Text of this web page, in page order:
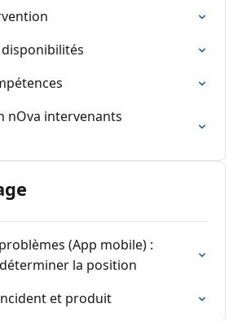
nOva intervenants
(App mobile) :
la position
et produit